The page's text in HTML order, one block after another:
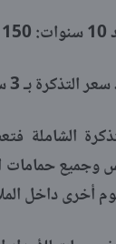
3 ساعات فقط، تبدأ من وقت الحصول عليها.
الشاملة
وجميع حمامات
أخرى داخل الملاهي